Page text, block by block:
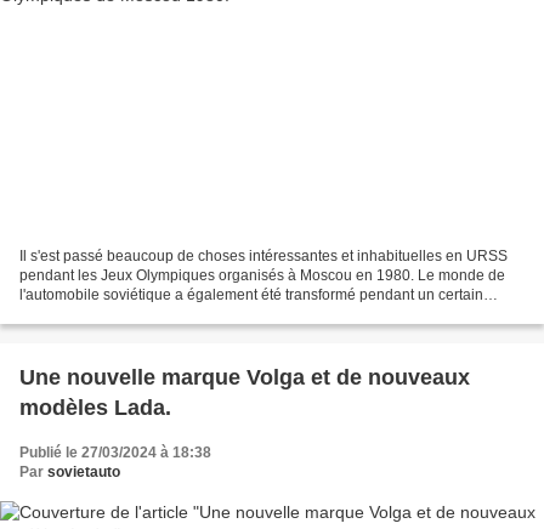
Il s'est passé beaucoup de choses intéressantes et inhabituelles en URSS
pendant les Jeux Olympiques organisés à Moscou en 1980. Le monde de
l'automobile soviétique a également été transformé pendant un certain
Une nouvelle marque Volga et de nouveaux
modèles Lada.
Publié le 27/03/2024 à 18:38
Par sovietauto